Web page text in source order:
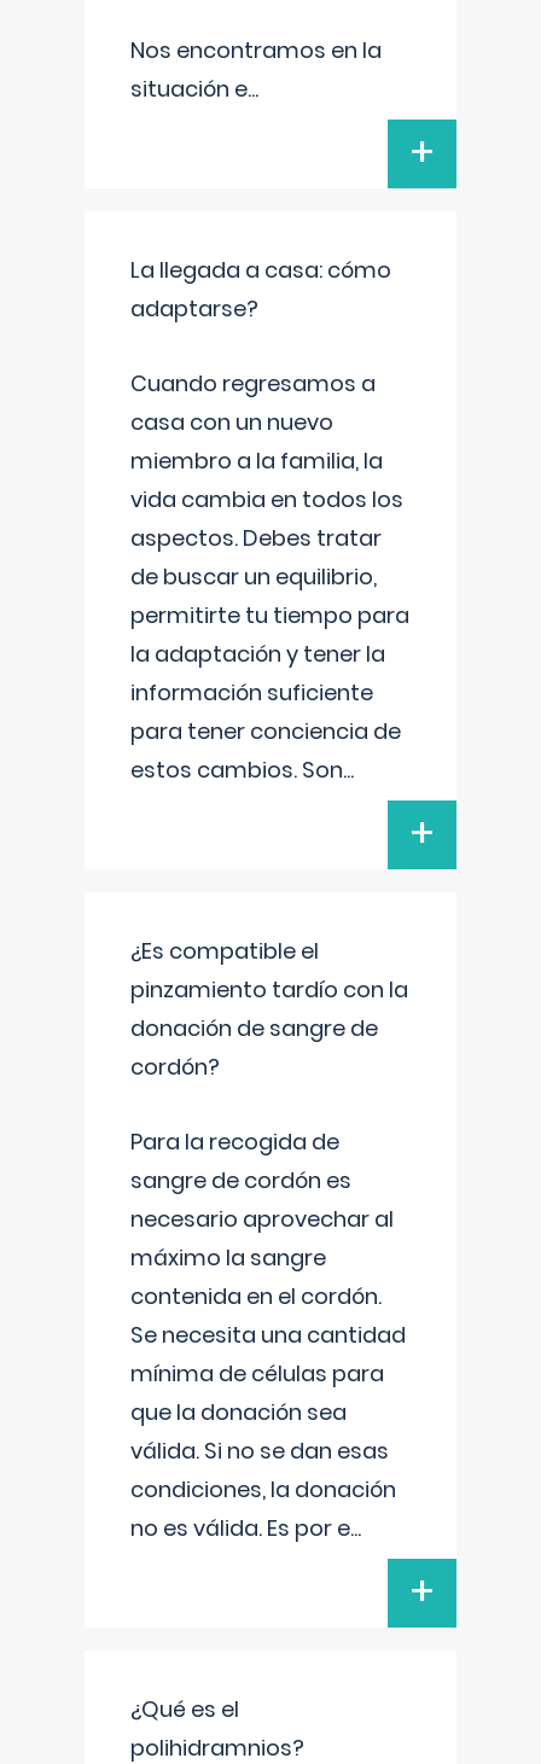
Nos encontramos en la
situación e...
+
La llegada a casa: cómo
adaptarse?
Cuando regresamos a
casa con un nuevo
miembro a la familia, la
vida cambia en todos los
aspectos. Debes tratar
de buscar un equilibrio,
permitirte tu tiempo para
la adaptación y tener la
información suficiente
para tener conciencia de
estos cambios. Son...
+
¿Es compatible el
pinzamiento tardío con la
donación de sangre de
cordón?
Para la recogida de
sangre de cordón es
necesario aprovechar al
máximo la sangre
contenida en el cordón.
Se necesita una cantidad
mínima de células para
que la donación sea
válida. Si no se dan esas
condiciones, la donación
no es válida. Es por e...
+
¿Qué es el
polihidramnios?